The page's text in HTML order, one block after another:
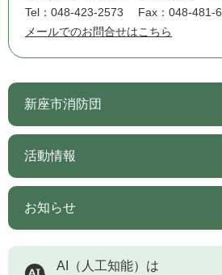
Tel：048-423-2573
Fax：048-481-
メールでのお問合せはこちら
新座市消防団
活動情報
お知らせ
AI（人工知能）は